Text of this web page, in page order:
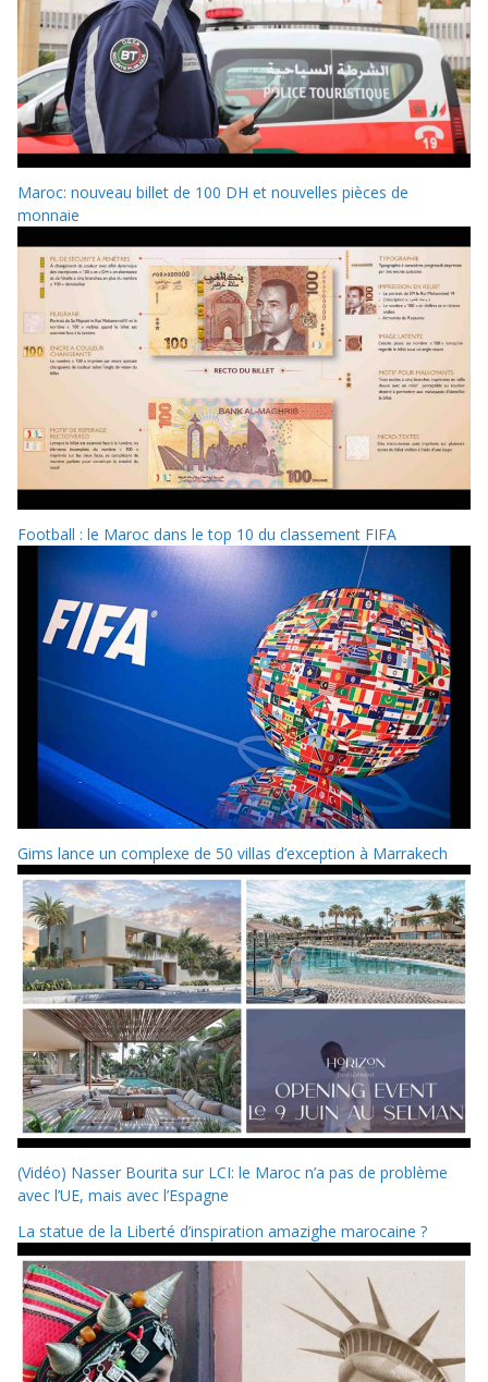
Maroc: nouveau billet de 100 DH et nouvelles pièces de
monnaie
Football : le Maroc dans le top 10 du classement FIFA
Gims lance un complexe de 50 villas d’exception à Marrakech
(Vidéo) Nasser Bourita sur LCI: le Maroc n’a pas de problème
avec l’UE, mais avec l’Espagne
La statue de la Liberté d’inspiration amazighe marocaine ?